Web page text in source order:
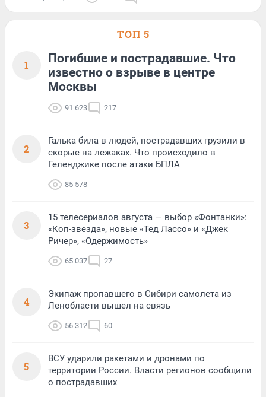
ТОП 5
1
Погибшие и пострадавшие. Что
известно о взрыве в центре
Москвы
91 623 217
2
Галька била в людей, пострадавших грузили в
скорые на лежаках. Что происходило в
Геленджике после атаки БПЛА
85 578
3
15 телесериалов августа — выбор «Фонтанки»:
«Коп-звезда», новые «Тед Лассо» и «Джек
Ричер», «Одержимость»
65 037 27
4
Экипаж пропавшего в Сибири самолета из
Ленобласти вышел на связь
56 312 60
5
ВСУ ударили ракетами и дронами по
территории России. Власти регионов сообщили
о пострадавших